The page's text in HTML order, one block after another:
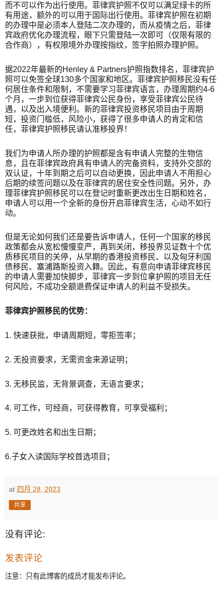
而不可以作为出行使用。菲律宾护照不仅可以满足绿卡的所
有用途，额外的可以用于国际出行使用。菲律宾护照在初期
的办理中是必须本人登陆二次办理的，而从疫情之后，菲律
宾政府优化办理流程，眼下只需登陆一次即可（仅限有限的
合作商），有权限境外办理按指纹，签字拍照办理护照。
据2022年最新的Henley & Partners护照指数排名，菲律宾护
照可以免签全球130多个国家和地区。菲律宾护照移民没有任
何居住条件和限制，不需要学习菲律宾语言，办理周期约4-6
个月，一步到位获得菲律宾公民身份，享受菲律宾公民待
遇，以及出入境便利。新的菲律宾投资移民项目由于周期
短，投资门槛低，风险小，获得了很多申请人的肯定和信
任，菲律宾护照移民请认准移投界！
我们为申请人所办理的护照都是含有申请人完整的生物信
息，且在菲律宾政府具有申请人的完备资料，支持外交部的
双认证，十年到期之后可以自动更换，因此申请人不用担心
后期的续签问题以及在菲律宾的居住安全性问题。另外，办
理菲律宾护照移民可以在登记时重新更改出生日期和姓名，
申请人可以用一个全新的身份开启菲律宾生活，心动不如行
动。
但是无论如何我们还是要告诉申请人，任何一个国家的移民
政策都会从宽松慢慢变严，再到关闭，移投界见证数十个优
质移民项目的关停，从早期的香港投资移民、以及匈牙利国
债移民、塞浦路斯投资入籍。因此，有意向申请菲律宾移民
的申请人需要加快脚步，菲律宾一步到位拿护照的项目无任
何风险，不成功全额退费保证申请人的利益不受损失。
菲律宾护照移民的优势：
1. 快速获批，申请周期短，零拒签率；
2. 无投资要求，无需资金来源证明；
3. 无移民监，无背景调查，无语言要求；
4. 可工作，可经商，可获得教育，可享受福利；
5. 可更改姓名和出生日期；
6.子女入读国际学校首选项目；
at 四月 28, 2023
共享
没有评论:
发表评论
注意：只有此博客的成员才能发布评论。